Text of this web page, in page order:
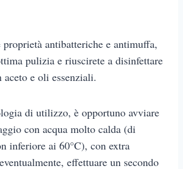
proprietà antibatteriche e antimuffa,
pulizia e riuscirete a disinfettare
e oli essenziali.
di utilizzo, è opportuno avviare
con acqua molto calda (di
inferiore ai 60°C), con extra
effettuare un secondo